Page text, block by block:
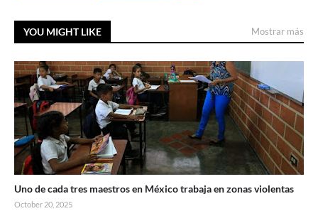
YOU MIGHT LIKE Mostrar más
Uno de cada tres maestros en México trabaja en zonas violentas
October 20, 2025